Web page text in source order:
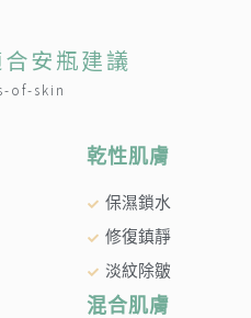
安瓶建議
of-skin
乾性肌膚
保濕鎖水
修復鎮靜
淡紋除皺
混合肌膚